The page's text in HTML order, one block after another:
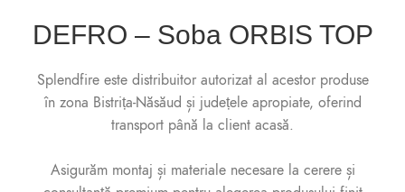
DEFRO – Soba ORBIS TOP
Splendfire este distribuitor autorizat al acestor produse
în zona Bistrița-Năsăud și județele apropiate, oferind
transport până la client acasă.
Asigurăm montaj și materiale necesare la cerere și